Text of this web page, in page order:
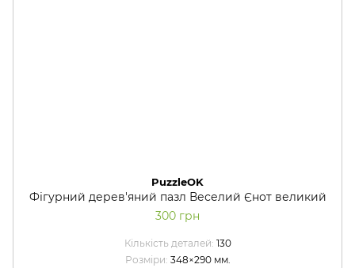
PuzzleOK
Фігурний дерев'яний пазл Веселий Єнот великий
300 грн
Кількість деталей 130
Розміри 348×290 мм.